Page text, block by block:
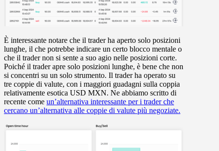
È interessante notare che il trader ha aperto solo posizioni
lunghe, il che potrebbe indicare un certo blocco mentale o
che il trader non si sente a suo agio nelle posizioni corte.
Poiché il trader apre solo posizioni lunghe, è bene che non
si concentri su un solo strumento. Il trader ha operato su
tre coppie di valute, con i maggiori guadagni sulla coppia
relativamente esotica USD MXN. Ne abbiamo scritto di
recente come un’alternativa interessante per i trader che
cercano un’alternativa alle coppie di valute più negoziate.